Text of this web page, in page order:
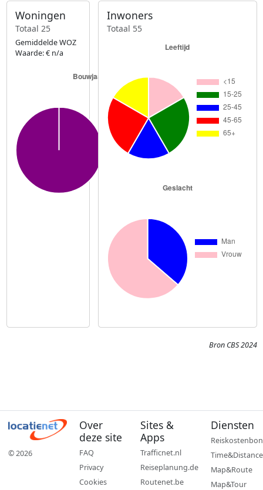
Woningen
Totaal 25
Gemiddelde WOZ
Waarde: € n/a
Inwoners
Totaal 55
Bron CBS 2024
© 2026
Over
deze site
FAQ
Privacy
Cookies
Sites &
Apps
Trafficnet.nl
Reiseplanung.de
Routenet.be
Diensten
Reiskostenbon
Time&Distance
Map&Route
Map&Tour